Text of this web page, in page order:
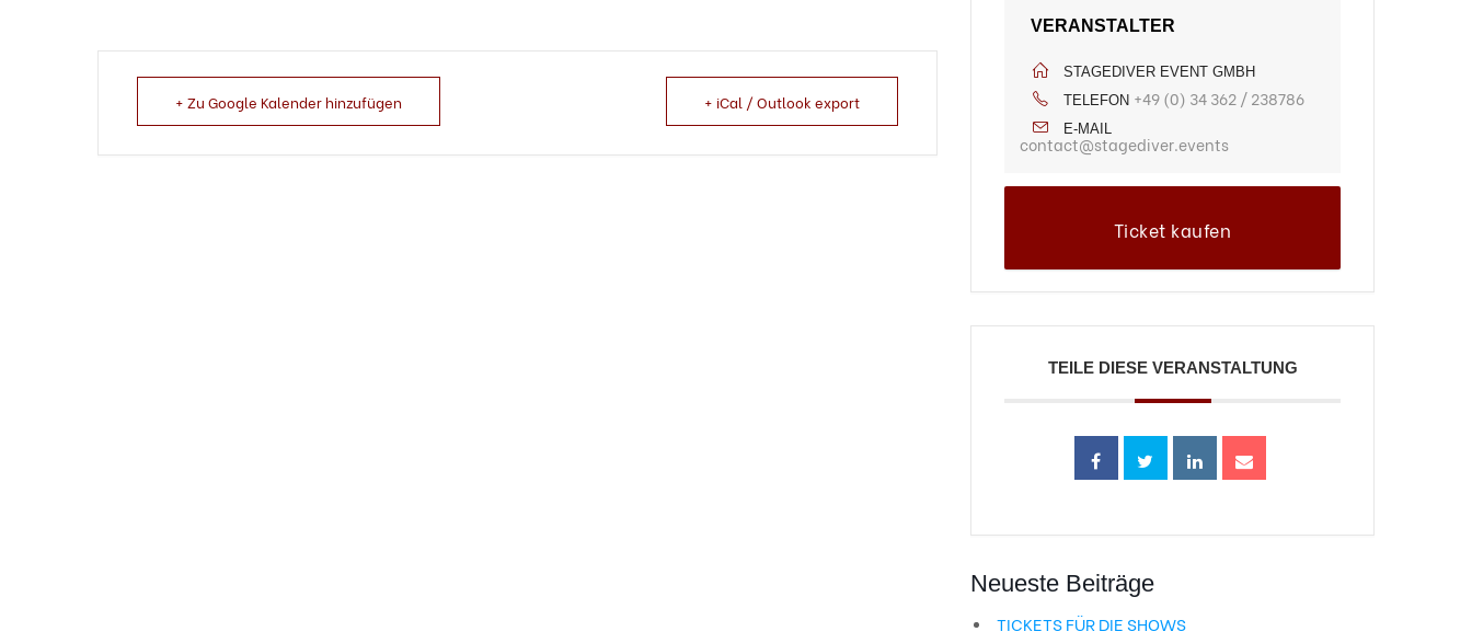
+ Zu Google Kalender hinzufügen + iCal / Outlook export
VERANSTALTER
STAGEDIVER EVENT GMBH
TELEFON +49 (0) 34 362 / 238786
E-MAIL
contact@stagediver.events
Ticket kaufen
TEILE DIESE VERANSTALTUNG
Neueste Beiträge
TICKETS FÜR DIE SHOWS